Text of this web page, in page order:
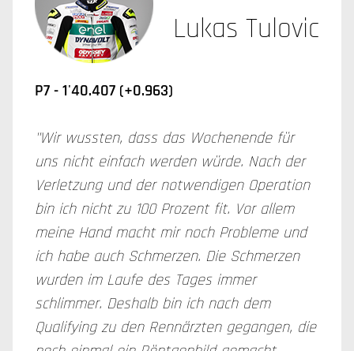
Lukas Tulovic
P7 - 1'40.407 (+0.963)
"Wir wussten, dass das Wochenende für
uns nicht einfach werden würde. Nach der
Verletzung und der notwendigen Operation
bin ich nicht zu 100 Prozent fit. Vor allem
meine Hand macht mir noch Probleme und
ich habe auch Schmerzen. Die Schmerzen
wurden im Laufe des Tages immer
schlimmer. Deshalb bin ich nach dem
Qualifying zu den Rennärzten gegangen, die